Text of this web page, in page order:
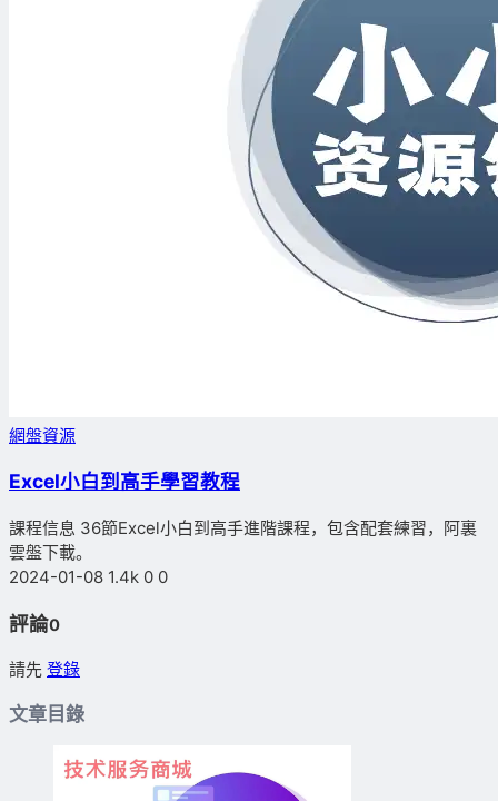
網盤資源
Excel小白到高手學習教程
課程信息 36節Excel小白到高手進階課程，包含配套練習，阿裏
雲盤下載。
2024-01-08 1.4k 0 0
評論0
請先 登錄
文章目錄